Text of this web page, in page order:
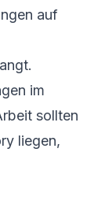
auf
im
sollten
liegen,